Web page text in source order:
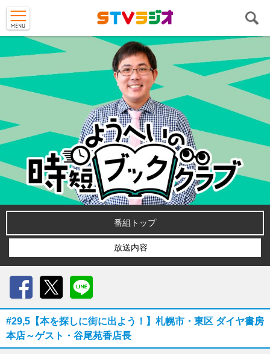
番組トップ
放送内容
#29,5【本を探しに街に出よう！】札幌市・東区 ダイヤ書房
本店～ゲスト・谷尾苑香店長